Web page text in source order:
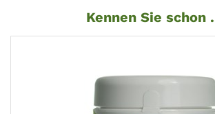
Kennen Sie schon